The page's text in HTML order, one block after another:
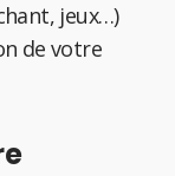
jeux…)
de votre